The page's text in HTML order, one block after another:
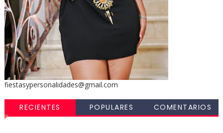
fiestasypersonalidades@gmail.com
RECIENTES POPULARES COMENTARIOS